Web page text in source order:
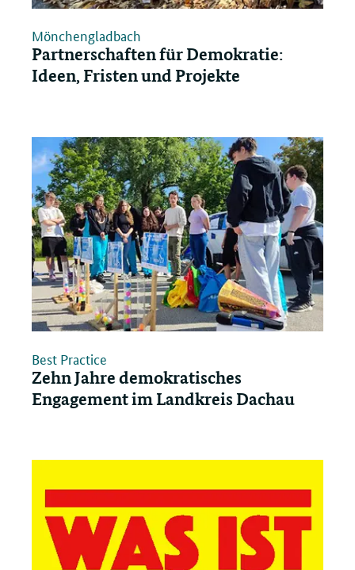
Mönchengladbach
Partnerschaften für Demokratie:
Ideen, Fristen und Projekte
Best Practice
Zehn Jahre demokratisches
Engagement im Landkreis Dachau